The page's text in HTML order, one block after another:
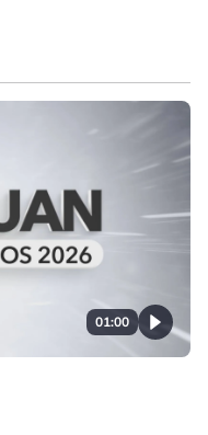
01:00